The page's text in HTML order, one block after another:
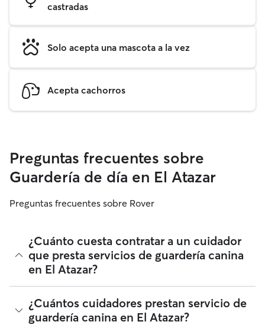
castradas
Solo acepta una mascota a la vez
Acepta cachorros
Preguntas frecuentes sobre
Guardería de día en El Atazar
Preguntas frecuentes sobre Rover
¿Cuánto cuesta contratar a un cuidador
que presta servicios de guardería canina
en El Atazar?
Los cuidadores en Rover tienen plena libertad para fijar sus
tarifas. El coste medio de un cuidador con guardería para
perros en El Atazar en Rover en agosto 2026 fue de
¿Cuántos cuidadores prestan servicio de
guardería canina en El Atazar?